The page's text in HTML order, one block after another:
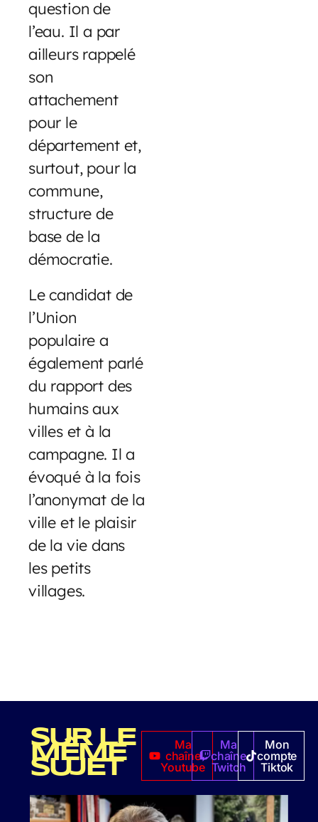
question de
l’eau. Il a par
ailleurs rappelé
son
attachement
pour le
département et,
surtout, pour la
commune,
structure de
base de la
démocratie.
Le candidat de
l’Union
populaire a
également parlé
du rapport des
humains aux
villes et à la
campagne. Il a
évoqué à la fois
l’anonymat de la
ville et le plaisir
de la vie dans
les petits
villages.
SUR LE
MÊME
SUJET
Ma
chaîne
Youtube
Ma
chaîne
Twitch
Mon
compte
Tiktok